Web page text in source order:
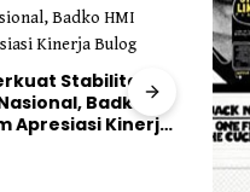
Stabilitas
Badko
Apresiasi Kinerja